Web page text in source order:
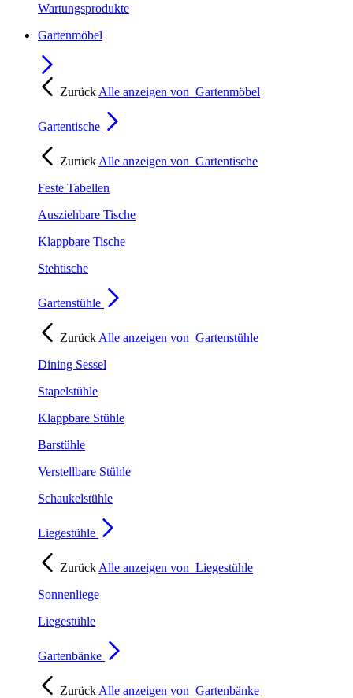
Wartungsprodukte
Gartenmöbel
Zurück Alle anzeigen von Gartenmöbel
Gartentische
Zurück Alle anzeigen von Gartentische
Feste Tabellen
Ausziehbare Tische
Klappbare Tische
Stehtische
Gartenstühle
Zurück Alle anzeigen von Gartenstühle
Dining Sessel
Stapelstühle
Klappbare Stühle
Barstühle
Verstellbare Stühle
Schaukelstühle
Liegestühle
Zurück Alle anzeigen von Liegestühle
Sonnenliege
Liegestühle
Gartenbänke
Zurück Alle anzeigen von Gartenbänke